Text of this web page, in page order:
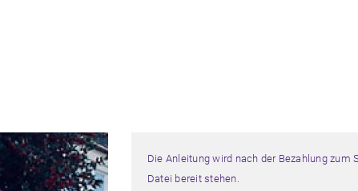
Die Anleitung wird nach der Bezahlung zum
Datei bereit stehen.